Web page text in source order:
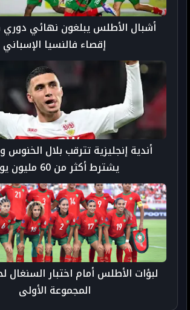
أشبال الأطلس يبلغون نهائي
إقصاء فالنسيا الإسباني
أندية إنجليزية تترقب بلال الخنوس
يشترط أكثر من 60 مليون يورو
لبؤات الأطلس أمام اختبار
المجموعة الأولى